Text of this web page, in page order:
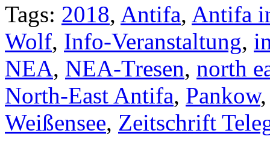
Tags: 2018, Antifa, Antifa
Wolf, Info-Veranstaltung,
NEA, NEA-Tresen, north
North-East Antifa, Pankow
Weißensee, Zeitschrift